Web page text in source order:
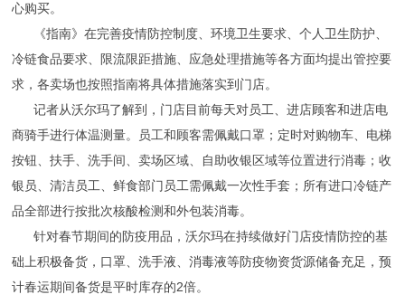
心购买。
《指南》在完善疫情防控制度、环境卫生要求、个人卫生防护、
冷链食品要求、限流限距措施、应急处理措施等各方面均提出管控要
求，各卖场也按照指南将具体措施落实到门店。
记者从沃尔玛了解到，门店目前每天对员工、进店顾客和进店电
商骑手进行体温测量。员工和顾客需佩戴口罩；定时对购物车、电梯
按钮、扶手、洗手间、卖场区域、自助收银区域等位置进行消毒；收
银员、清洁员工、鲜食部门员工需佩戴一次性手套；所有进口冷链产
品全部进行按批次核酸检测和外包装消毒。
针对春节期间的防疫用品，沃尔玛在持续做好门店疫情防控的基
础上积极备货，口罩、洗手液、消毒液等防疫物资货源储备充足，预
计春运期间备货是平时库存的2倍。